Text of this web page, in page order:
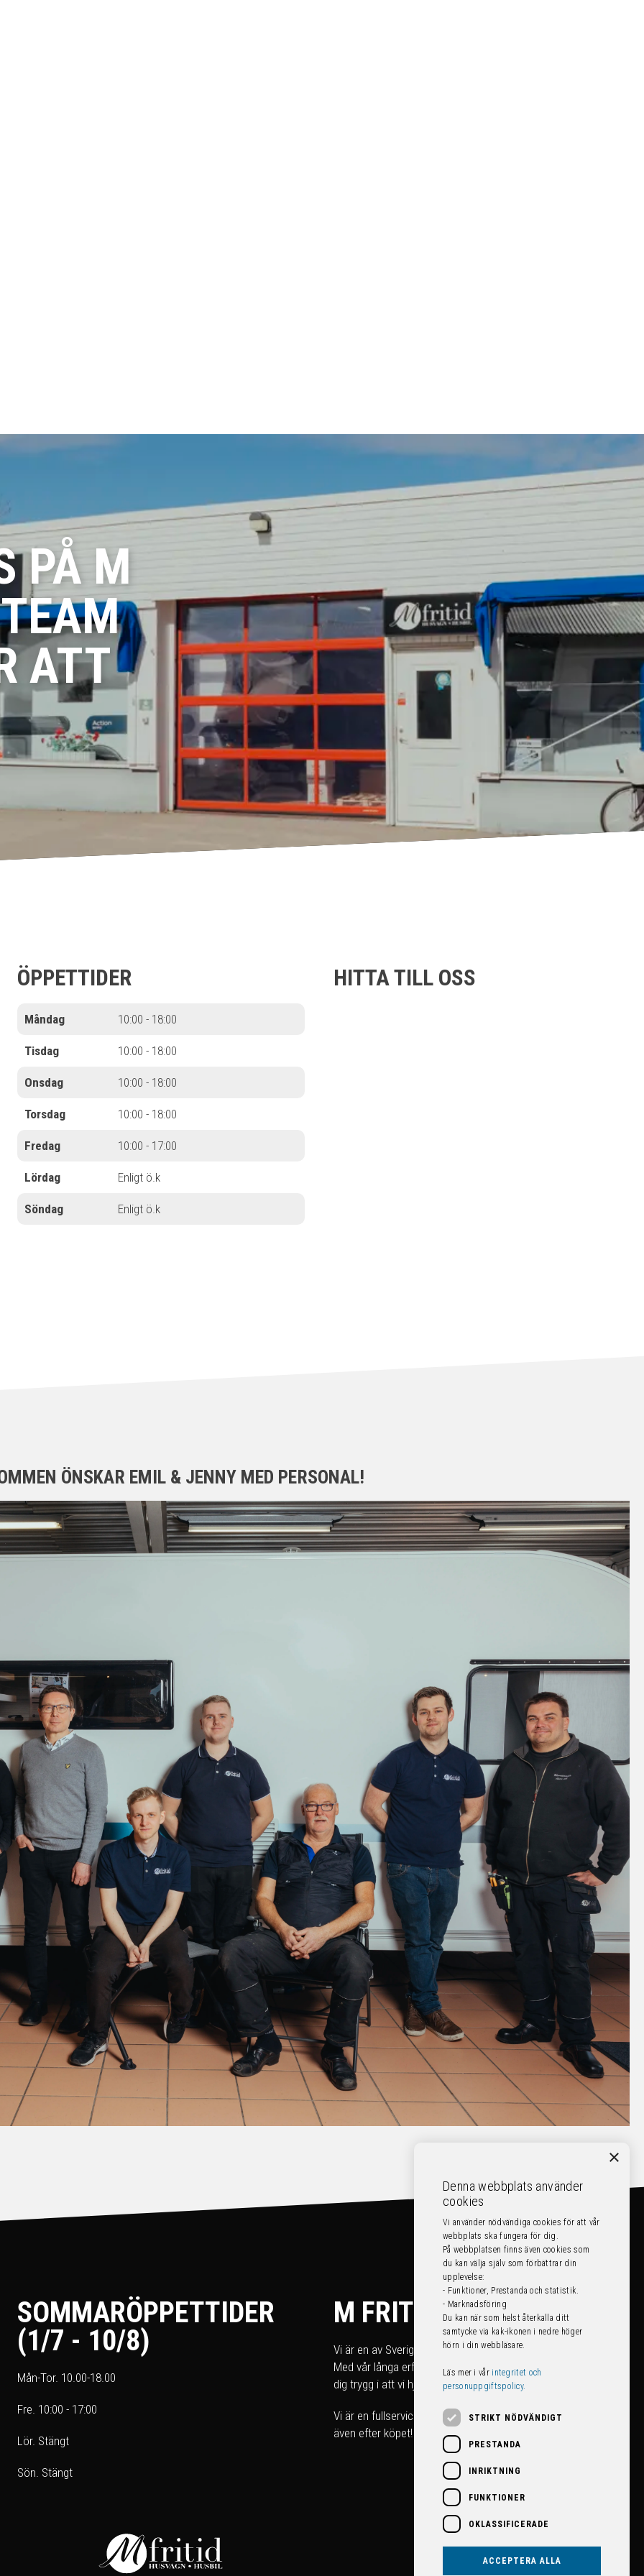
PÅ M
ATT
ÖPPETTIDER
Måndag 10:00 - 18:00
Tisdag 10:00 - 18:00
Onsdag 10:00 - 18:00
Torsdag 10:00 - 18:00
Fredag 10:00 - 17:00
Lördag Enligt ö.k
Söndag Enligt ö.k
HITTA TILL OSS
ÖNSKAR EMIL & JENNY MED PERSONAL!
SOMMARÖPPETTIDER
(1/7 - 10/8)
Mån-Tor. 10.00-18.00
Fre. 10:00 - 17:00
Lör. Stängt
Sön. Stängt
M FRITID
Vi är en av Sveriges största fritidsfordonshandlare.
Med vår långa erfarenhet kan du som köpare känna
dig trygg i att vi hjälper dig att hitta rätt fordon för just dig.
Vi är en fullserviceanläggning som tar hand om ditt fordon
även efter köpet!
×
Denna webbplats använder
cookies
Vi använder nödvändiga cookies för att vår
webbplats ska fungera för dig.
På webbplatsen finns även cookies som
du kan välja själv som förbättrar din
upplevelse:
- Funktioner, Prestanda och statistik.
- Marknadsföring
Du kan när som helst återkalla ditt
samtycke via kak-ikonen i nedre höger
hörn i din webbläsare.
Läs mer i vår integritet och
personuppgiftspolicy.
STRIKT NÖDVÄNDIGT
PRESTANDA
INRIKTNING
FUNKTIONER
OKLASSIFICERADE
ACCEPTERA ALLA